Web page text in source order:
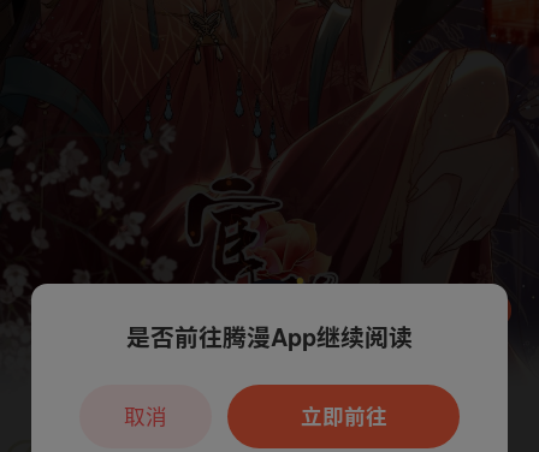
本章节仅支持App阅读，可打开App新用
户7天免费看
是否前往腾漫App继续阅读
立即前往
取消